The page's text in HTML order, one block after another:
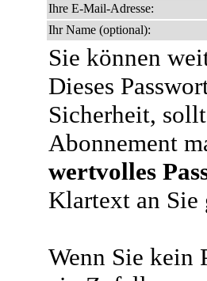
Ihre E-Mail-Adresse:
Ihr Name (optional):
Sie können
Dieses
Sicherheit,
Abonnement
wertvolles
Klartext an
Wenn Sie kein